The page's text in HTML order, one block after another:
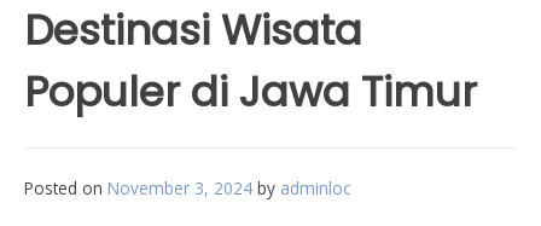
Destinasi Wisata
Populer di Jawa Timur
Posted on November 3, 2024 by adminloc